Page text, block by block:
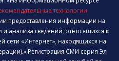
технологии
предоставления информации на
и анализа сведений, относящихся к
сети «Интернет», находящихся на
Регистрация СМИ серия Эл